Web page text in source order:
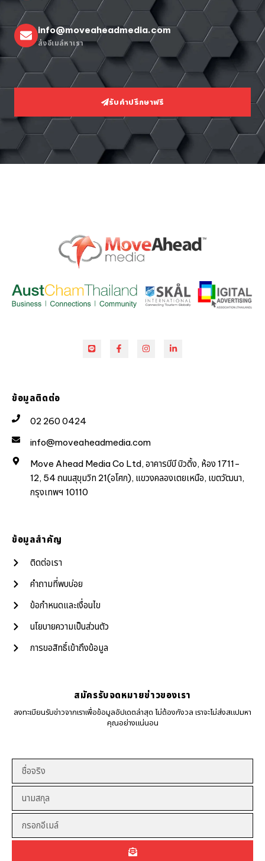
info@moveaheadmedia.com
ส่งอีเมล์หาเรา
รับคำปรึกษาฟรี
ข้อมูลติดต่อ
02 260 0424
info@moveaheadmedia.com
Move Ahead Media Co Ltd, อาคารบีบี บิวดิ้ง, ห้อง 1711-
12, 54 ถนนสุขุมวิท 21(อโศก), แขวงคลองเตยเหนือ, เขตวัฒนา,
กรุงเทพฯ 10110
ข้อมูลสำคัญ
ติดต่อเรา
คำถามที่พบบ่อย
ข้อกำหนดและเงื่อนไข
นโยบายความเป็นส่วนตัว
การขอสิทธิ์เข้าถึงข้อมูล
สมัครรับจดหมายข่าวของเรา
ลงทะเบียนรับข่าวจากเราเพื่อข้อมูลอัปเดตล่าสุด ไม่ต้องกังวล เราจะไม่ส่งสแปมหา
คุณอย่างแน่นอน